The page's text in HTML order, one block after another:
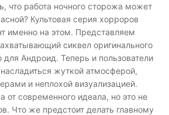
что работа ночного сторожа может
Культовая серия хорроров
именно на этом. Представляем
сиквел оригинального
для Андроид. Теперь и пользователи
жуткой атмосферой,
и неплохой визуализацией.
от современного идеала, но это не
Что же предстоит делать главному